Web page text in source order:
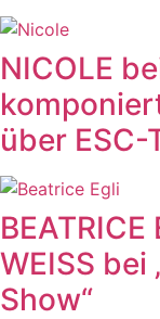
NICOLE
über ESC-
WEISS bei
Show“